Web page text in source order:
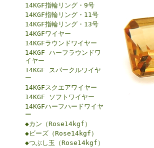
14KGF指輪リング・9号
14KGF指輪リング・11号
14KGF指輪リング・13号
14KGFワイヤー
14KGFラウンドワイヤー
14KGF ハーフラウンドワ
イヤー
14KGF スパークルワイヤ
ー
14KGFスクエアワイヤー
14KGF ソフトワイヤー
14KGFハーフハードワイヤ
ー
◆カン（Rose14kgf）
◆ビーズ（Rose14kgf）
◆つぶし玉（Rose14kgf）